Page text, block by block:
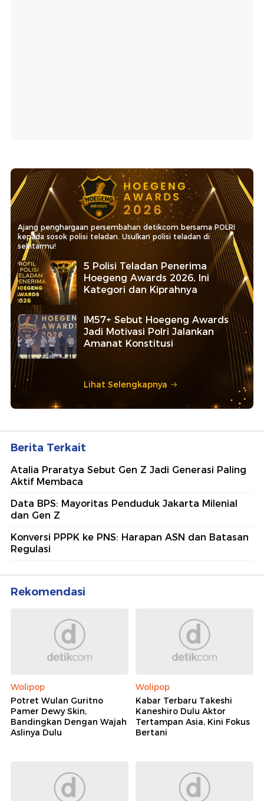
Ajang penghargaan persembahan detikcom bersama POLRI
kepada sosok polisi teladan. Usulkan polisi teladan di
sekitarmu!
5 Polisi Teladan Penerima
Hoegeng Awards 2026, Ini
Kategori dan Kiprahnya
IM57+ Sebut Hoegeng Awards
Jadi Motivasi Polri Jalankan
Amanat Konstitusi
Lihat Selengkapnya
Berita Terkait
Atalia Praratya Sebut Gen Z Jadi Generasi Paling
Aktif Membaca
Data BPS: Mayoritas Penduduk Jakarta Milenial
dan Gen Z
Konversi PPPK ke PNS: Harapan ASN dan Batasan
Regulasi
Rekomendasi
Wolipop
Potret Wulan Guritno
Pamer Dewy Skin,
Bandingkan Dengan Wajah
Aslinya Dulu
Wolipop
Kabar Terbaru Takeshi
Kaneshiro Dulu Aktor
Tertampan Asia, Kini Fokus
Bertani